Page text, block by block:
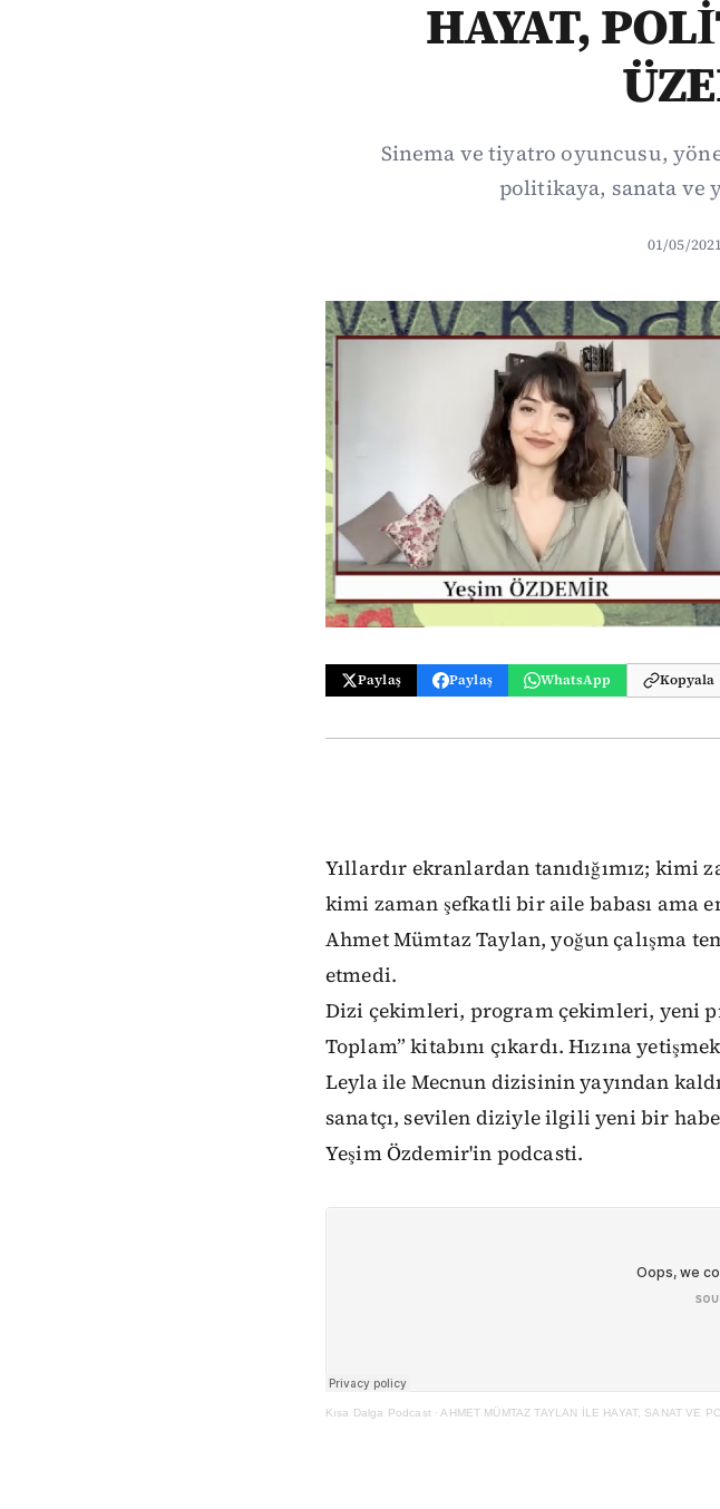
HAYAT,
Sinema ve tiyatro oyuncusu,
politikaya, sanata ve
01/05/
Paylaş Paylaş WhatsApp Kopyala
Yıllardır ekranlardan tanıdığımız; kimi
kimi zaman şefkatli bir aile babası ama
Ahmet Mümtaz Taylan, yoğun çalışma
etmedi.
Dizi çekimleri, program çekimleri, yeni
Toplam” kitabını çıkardı. Hızına
Leyla ile Mecnun dizisinin yayından
sanatçı, sevilen diziyle ilgili yeni bir
Yeşim Özdemir'in podcasti.
Kısa Dalga Podcast · AHMET MÜMTAZ TAYLAN İLE HAYAT, SANAT VE